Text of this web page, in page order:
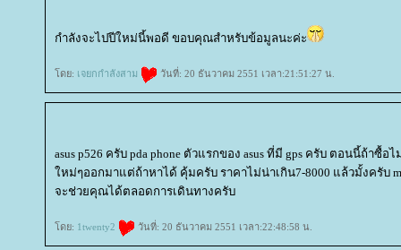
กำลังจะไปปีใหม่นี้พอดี ขอบคุณสำหรับข้อมูลนะค่ะ
ดย: เจยกกำลังสาม วันที่: 20 ธันวาคม 2551 เวลา:21:51:27 น.
asus p526 ครับ pda phone ตัวแรกของ asus ที่มี gps ครับ ตอนนี้ถ้าซื้
หม่ๆออกมาแต่ถ้าหาได้ คุ้มครับ ราคาไม่น่าเกิน7-8000 แล้วมั้งครับ
จะช่วยคุณได้ตลอดการเดินทางครับ
ดย: 1twenty2 วันที่: 20 ธันวาคม 2551 เวลา:22:48:58 น.